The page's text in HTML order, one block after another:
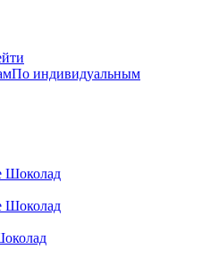
По индивидуальным